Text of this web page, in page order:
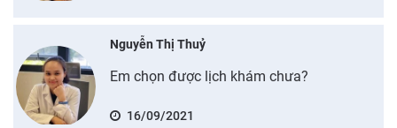
Nguyễn Thị Thuỷ
Em chọn được lịch khám chưa?
16/09/2021